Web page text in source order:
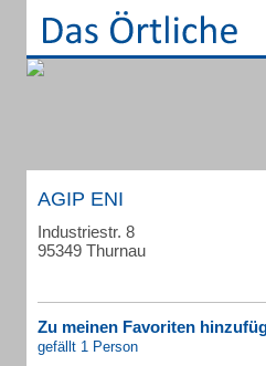
AGIP ENI
Industriestr. 8
95349 Thurnau
Zu meinen Favoriten
gefällt 1 Person